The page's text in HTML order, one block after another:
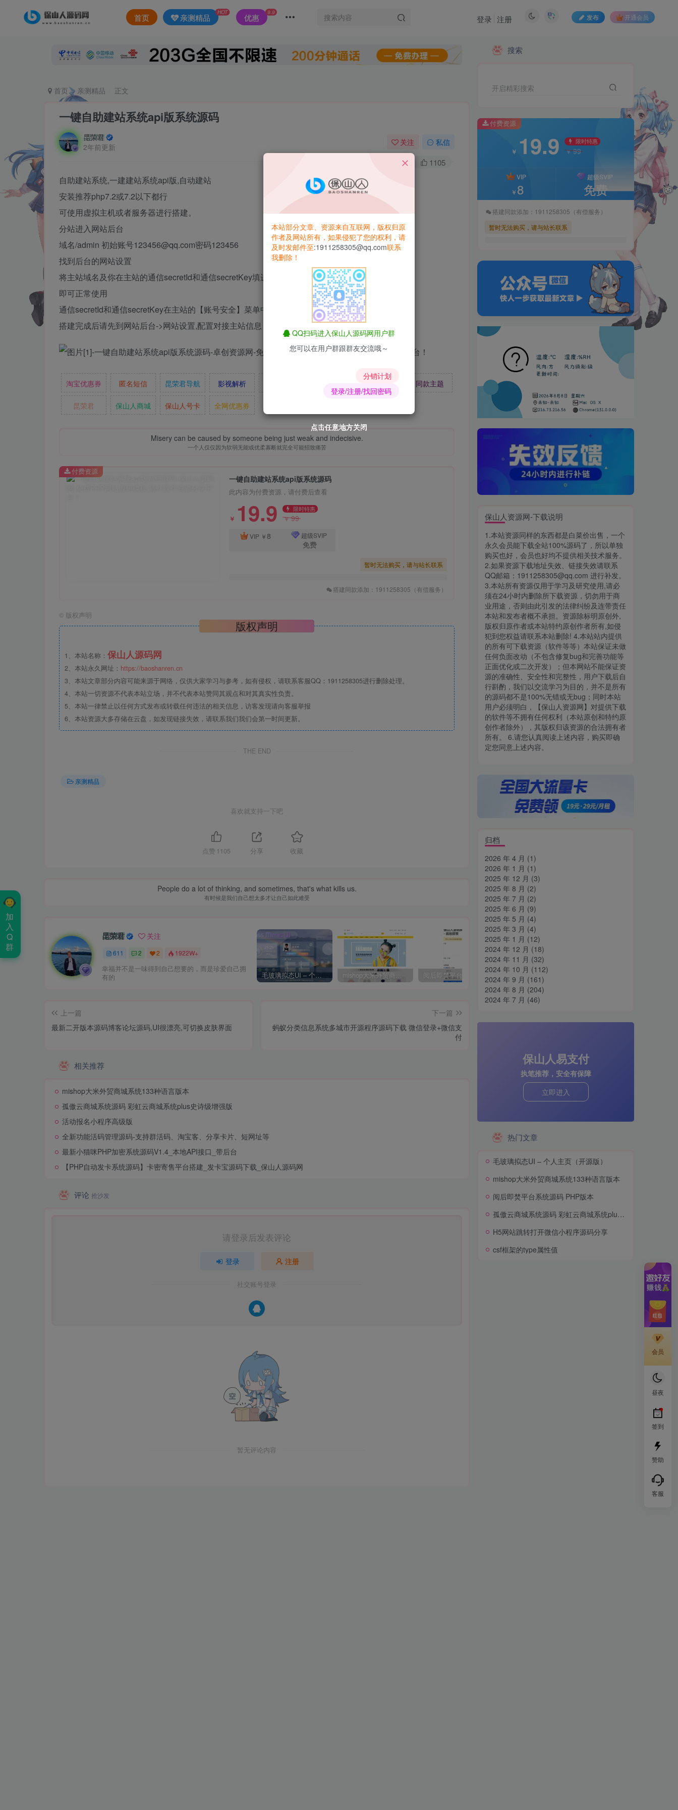
首页 亲测精品
HOT
优惠
9.9
发布 开通会员
登录 注册
首页 亲测精品 正文
一键自助建站系统api版系统源码
昆荣君
2年前更新
关注 私信
6W+ 1105
自助建站系统,一建建站系统api版,自动建站
安装推荐php7.2或7.2以下都行
可使用虚拟主机或者服务器进行搭建。
分站进入网站后台
域名/admin 初始账号123456@qq.com密码123456
找到后台的网站设置
将主站域名及你在主站的通信secretId和通信secretKey填进去。
即可正常使用
通信secretId和通信secretKey在主站的【账号安全】菜单中可以查看
搭建完成后请先到网站后台->网站设置,配置对接主站信息
淘宝优惠券 匿名短信 昆荣君导航 影视解析 昆荣君 同款主题
昆荣君 保山人商城 保山人号卡 全网优惠券
Misery can be caused by someone being just weak and indecisive.
一个人仅仅因为软弱无能或优柔寡断就完全可能招致痛苦
一键自助建站系统api版系统源码
此内容为付费资源，请付费后查看
￥ 19.9 限时特惠
￥99
VIP ￥8 超级SVIP
免费
暂时无法购买，请与站长联系
搭建同款添加：1911258305（有偿服务）
付费资源
© 版权声明
版权声明
1、本站名称： 保山人源码网
2、本站永久网址： https://baoshanren.cn
3、本站文章部分内容可能来源于网络，仅供大家学习与参考，如有侵权，请联系客服QQ：1911258305进行删除处理。
4、本站一切资源不代表本站立场，并不代表本站赞同其观点和对其真实性负责。
5、本站一律禁止以任何方式发布或转载任何违法的相关信息，访客发现请向客服举报
6、本站资源大多存储在云盘，如发现链接失效，请联系我们我们会第一时间更新。
THE END
亲测精品
喜欢就支持一下吧
点赞 1105 分享 收藏
People do a lot of thinking, and sometimes, that's what kills us.
有时候是我们自己想太多才让自己如此难受
昆荣君 关注
611 2 2 1922W+
幸福并不是一味得到自己想要的，而是珍爱自己拥
有的
毛玻璃拟态UI – 个人主页（开源版） mishop大米外贸商城系统133种语言版本 阅后即焚平台系统源码 PHP版本
上一篇
最新二开版本源码博客论坛源码,UI很漂亮,可切换皮肤界面
下一篇
蚂蚁分类信息系统多城市开源程序源码下载 微信登录+微信支
付
相关推荐
mishop大米外贸商城系统133种语言版本
孤傲云商城系统源码 彩虹云商城系统plus史诗级增强版
活动报名小程序高级版
全新功能活码管理源码-支持群活码、淘宝客、分享卡片、短网址等
最新小猫咪PHP加密系统源码V1.4_本地API接口_带后台
【PHP自动发卡系统源码】卡密寄售平台搭建_发卡宝源码下载_保山人源码网
评论 抢沙发
请登录后发表评论
登录 注册
社交账号登录
暂无评论内容
付费资源
￥8 免费
搭建同款添加：1911258305（有偿服务）
暂时无法购买，请与站长联系
搜索
开启精彩搜索
付费资源
￥ 19.9 限时特惠
￥99
VIP
￥ 8
超级SVIP
免费
搭建同款添加：1911258305（有偿服务）
暂时无法购买，请与站长联系
保山人资源网-下载说明
1.本站资源同样的东西都是白菜价出售，一个
永久会员能下载全站100%源码了，所以单独
购买也好，会员也好均不提供相关技术服务。
2.如果资源下载地址失效、链接失效请联系
QQ邮箱：1911258305@qq.com 进行补发。
3.本站所有资源仅用于学习及研究使用,请必
须在24小时内删除所下载资源，切勿用于商
业用途，否则由此引发的法律纠纷及连带责任
本站和发布者概不承担。资源除标明原创外,
版权归原作者或本站特约原创作者所有,如侵
犯到您权益请联系本站删除! 4.本站站内提供
的所有可下载资源（软件等等）本站保证未做
任何负面改动（不包含修复bug和完善功能等
正面优化或二次开发）；但本网站不能保证资
源的准确性、安全性和完整性，用户下载后自
行斟酌，我们以交流学习为目的，并不是所有
的源码都不是100%无错或无bug；同时本站
用户必须明白，【保山人资源网】对提供下载
的软件等不拥有任何权利（本站原创和特约原
创作者除外），其版权归该资源的合法拥有者
所有。 6.请您认真阅读上述内容，购买即确
定您同意上述内容。
归档
2026 年 4 月 (1)
2026 年 1 月 (1)
2025 年 12 月 (3)
2025 年 8 月 (2)
2025 年 7 月 (2)
2025 年 6 月 (9)
2025 年 5 月 (4)
2025 年 3 月 (4)
2025 年 1 月 (12)
2024 年 12 月 (18)
2024 年 11 月 (32)
2024 年 10 月 (112)
2024 年 9 月 (161)
2024 年 8 月 (204)
2024 年 7 月 (46)
保山人易支付
执笔推荐，安全有保障
立即进入
热门文章
毛玻璃拟态UI – 个人主页（开源版）
mishop大米外贸商城系统133种语言版本
阅后即焚平台系统源码 PHP版本
孤傲云商城系统源码 彩虹云商城系统plus史诗级增强版
H5网站跳转打开微信小程序源码分享
csf框架的type属性值
点击任意地方关闭
点击任意地方关闭
点击任意地方关闭
点击任意地方关闭
点击任意地方关闭
点击任意地方关闭
点击任意地方关闭
本站部分文章、资源来自互联网，版权归原
作者及网站所有，如果侵犯了您的权利，请
及时发邮件至:1911258305@qq.com联系
我删除！
QQ扫码进入保山人源码网用户群
您可以在用户群跟群友交流哦～
分销计划
登录/注册/找回密码
会员
昼夜
签到
赞助
客服
加
入
Q
群